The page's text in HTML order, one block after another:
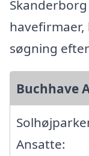
havefirmaer,
søgning
Buchhave
Ansatte: